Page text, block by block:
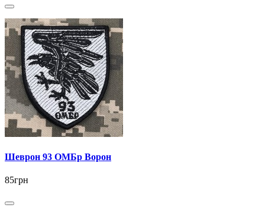
Шеврон 93 ОМБр Ворон
85грн